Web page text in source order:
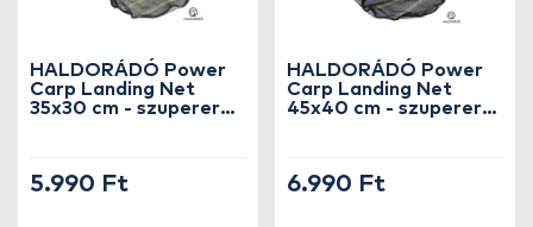
HALDORÁDÓ Power
Carp Landing Net
35x30 cm - szupererős
5.990 Ft
HALDORÁDÓ Power
Carp Landing Net
45x40 cm - szupererős
6.990 Ft